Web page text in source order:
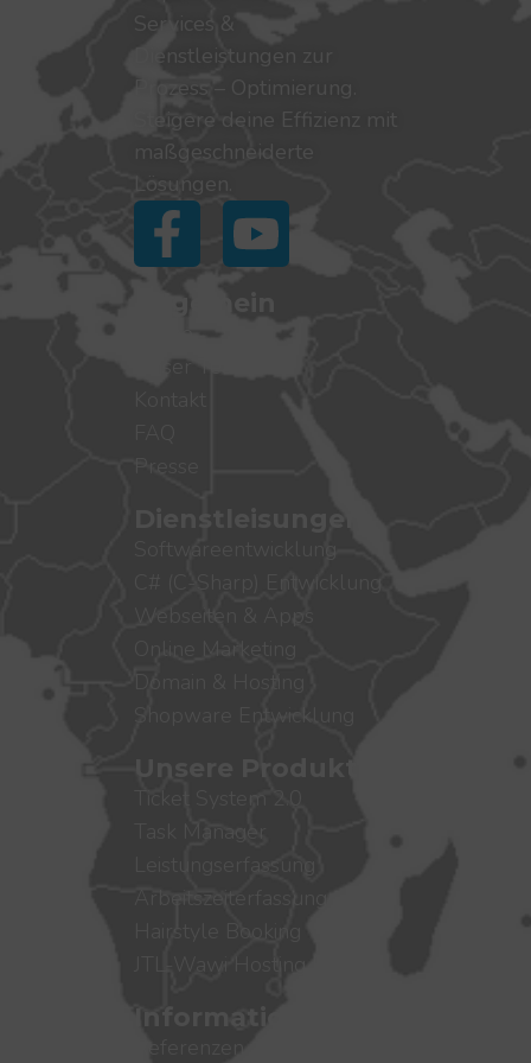
Services &
Dienstleistungen zur
Prozess – Optimierung.
Steigere deine Effizienz mit
maßgeschneiderte
Lösungen.